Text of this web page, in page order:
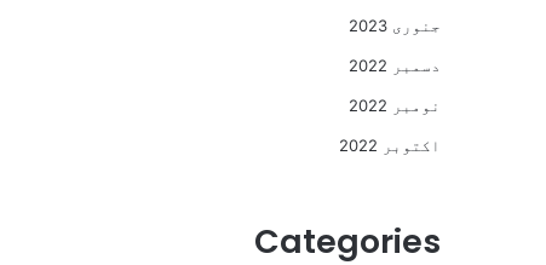
جنوری 2023
دسمبر 2022
نومبر 2022
اکتوبر 2022
Categories